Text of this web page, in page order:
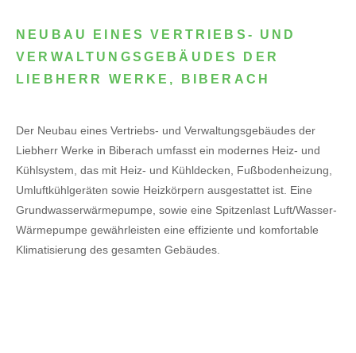
NEUBAU EINES VERTRIEBS- UND
VERWALTUNGSGEBÄUDES DER
LIEBHERR WERKE, BIBERACH
Der Neubau eines Vertriebs- und Verwaltungsgebäudes der
Liebherr Werke in Biberach umfasst ein modernes Heiz- und
Kühlsystem, das mit Heiz- und Kühldecken, Fußbodenheizung,
Umluftkühlgeräten sowie Heizkörpern ausgestattet ist. Eine
Grundwasserwärmepumpe, sowie eine Spitzenlast Luft/Wasser-
Wärmepumpe gewährleisten eine effiziente und komfortable
Klimatisierung des gesamten Gebäudes.